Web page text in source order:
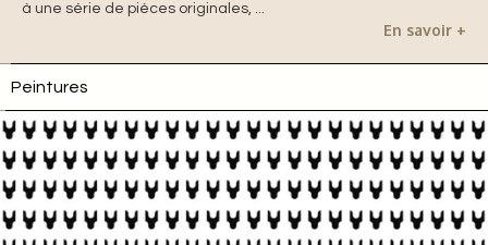
à une série de pièces originales, ...
En savoir +
Peintures